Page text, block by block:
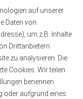
auf unserer
Daten von
um z.B. Inhalte
Drittanbietern
zu analysieren. Die
Cookies. Wir teilen
benennen.
oder aufgrund eines